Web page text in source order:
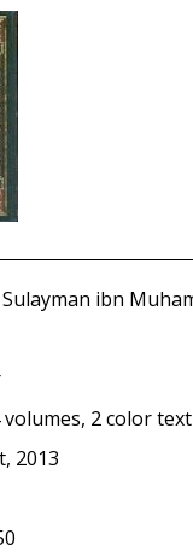
volumes, 2 color text
2013